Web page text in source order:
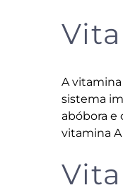
A
sistema
abóbora e
vitamina